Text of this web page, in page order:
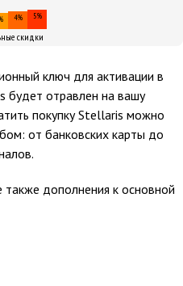
4% 5%
скидки
ключ для активации в
будет отравлен на вашу
покупку Stellaris можно
от банковских карты до
дополнения к основной